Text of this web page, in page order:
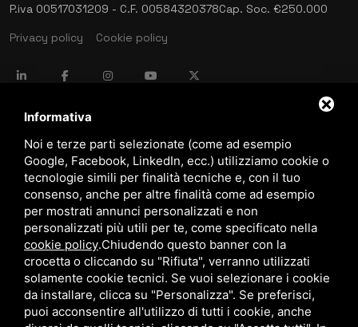
P.iva 00517031209 - C.F. 00584320378Cap. Soc. €250.000
Privacy policy
Cookie policy
language ITALIANO
download Catalogo Stima
download Politica qualità e sicurezza
Informativa
Noi e terze parti selezionate (come ad esempio
Google, Facebook, LinkedIn, ecc.) utilizziamo cookie o
tecnologie simili per finalità tecniche e, con il tuo
consenso, anche per altre finalità come ad esempio
per mostrati annunci personalizzati e non
personalizzati più utili per te, come specificato nella
cookie policy.Chiudendo questo banner con la
crocetta o cliccando su "Rifiuta", verranno utilizzati
solamente cookie tecnici. Se vuoi selezionare i cookie
da installare, clicca su "Personalizza". Se preferisci,
puoi acconsentire all'utilizzo di tutti i cookie, anche